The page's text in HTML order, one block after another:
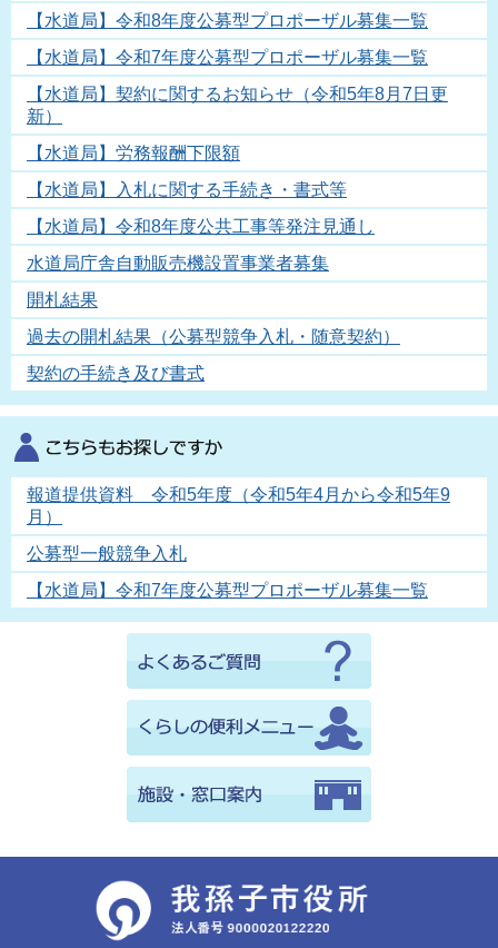
【水道局】令和8年度公募型プロポーザル募集一覧
【水道局】令和7年度公募型プロポーザル募集一覧
【水道局】契約に関するお知らせ（令和5年8月7日更
新）
【水道局】労務報酬下限額
【水道局】入札に関する手続き・書式等
【水道局】令和8年度公共工事等発注見通し
水道局庁舎自動販売機設置事業者募集
開札結果
過去の開札結果（公募型競争入札・随意契約）
契約の手続き及び書式
報道提供資料 令和5年度（令和5年4月から令和5年9
月）
公募型一般競争入札
【水道局】令和7年度公募型プロポーザル募集一覧